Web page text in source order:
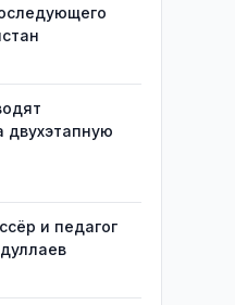
двухэтапную
и педагог